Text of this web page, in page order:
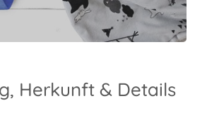
Herkunft & Details